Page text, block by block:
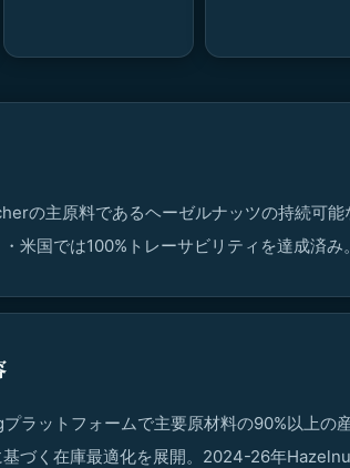
の主原料であるヘーゼルナッツの持続可能
米国では100%トレーサビリティを達成済み。
ラットフォームで主要原材料の90%以上の
基づく在庫最適化を展開。2024-26年